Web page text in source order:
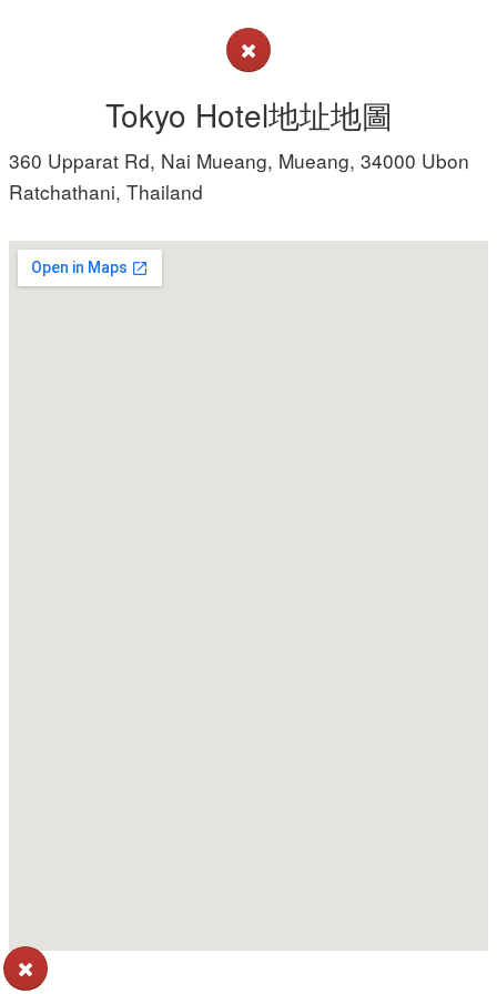
Tokyo Hotel地址地圖
360 Upparat Rd, Nai Mueang, Mueang, 34000 Ubon
Ratchathani, Thailand